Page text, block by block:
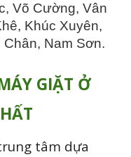
Võ Cường, Vân
Khúc Xuyên,
Nam Sơn.
GIẶT Ở
tâm dựa